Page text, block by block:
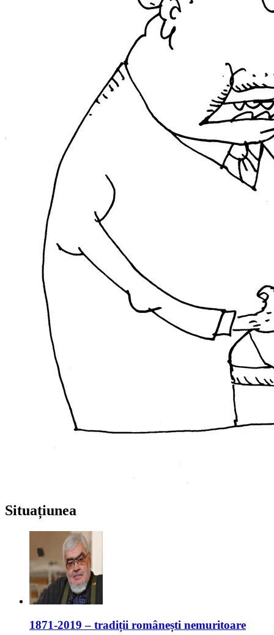
Situațiunea
1871-2019 – tradiții românești nemuritoare